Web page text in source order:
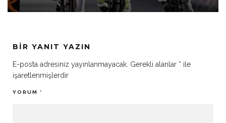
BIR YANIT YAZIN
E-posta adresiniz yayınlanmayacak. Gerekli alanlar * ile
işaretlenmişlerdir
YORUM *